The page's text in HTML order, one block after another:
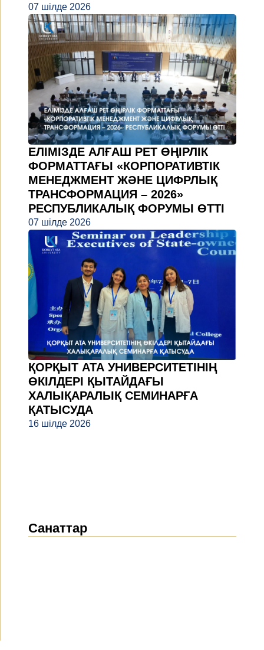
07 шілде 2026
ЕЛІМІЗДЕ АЛҒАШ РЕТ ӨҢІРЛІК
ФОРМАТТАҒЫ «КОРПОРАТИВТІК
МЕНЕДЖМЕНТ ЖӘНЕ ЦИФРЛЫҚ
ТРАНСФОРМАЦИЯ – 2026»
РЕСПУБЛИКАЛЫҚ ФОРУМЫ ӨТТІ
07 шілде 2026
ҚОРҚЫТ АТА УНИВЕРСИТЕТІНІҢ
ӨКІЛДЕРІ ҚЫТАЙДАҒЫ
ХАЛЫҚАРАЛЫҚ СЕМИНАРҒА
ҚАТЫСУДА
16 шілде 2026
Санаттар